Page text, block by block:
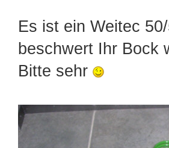
Es ist ein Weitec
beschwert Ihr Bock
Bitte sehr